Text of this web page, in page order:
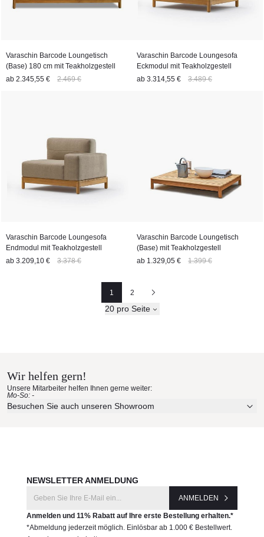
Varaschin Barcode Loungetisch
(Base) 180 cm mit Teakholzgestell
ab 2.345,55 € 2.469 €
Varaschin Barcode Loungesofa
Eckmodul mit Teakholzgestell
ab 3.314,55 € 3.489 €
Varaschin Barcode Loungesofa
Endmodul mit Teakholzgestell
ab 3.209,10 € 3.378 €
Varaschin Barcode Loungetisch
(Base) mit Teakholzgestell
ab 1.329,05 € 1.399 €
Seite
1
Seite
2
Nächste
20 pro Seite
Wir helfen gern!
Unsere Mitarbeiter helfen Ihnen gerne weiter:
Mo-So: -
Besuchen Sie auch unseren Showroom
NEWSLETTER ANMELDUNG
ANMELDEN
Anmelden und 11% Rabatt auf Ihre erste Bestellung erhalten.*
*Abmeldung jederzeit möglich. Einlösbar ab 1.000 € Bestellwert.